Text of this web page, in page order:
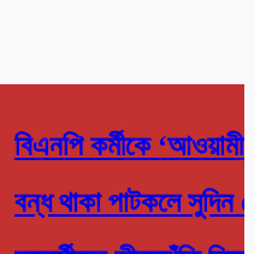
বিএনপি কর্মীকে
বন্ধ থাকা পাটকলে